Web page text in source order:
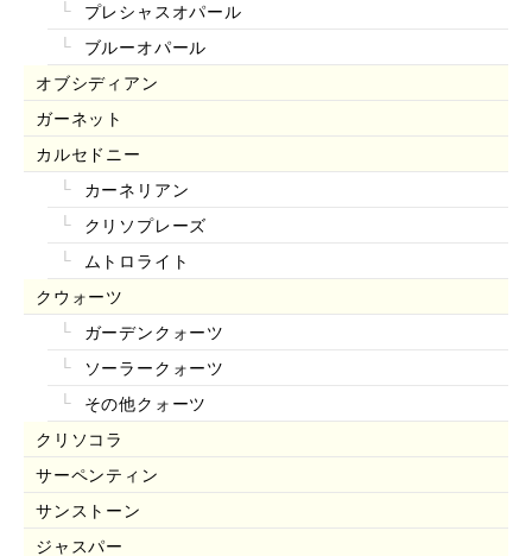
プレシャスオパール
ブルーオパール
オブシディアン
ガーネット
カルセドニー
カーネリアン
クリソプレーズ
ムトロライト
クウォーツ
ガーデンクォーツ
ソーラークォーツ
その他クォーツ
クリソコラ
サーペンティン
サンストーン
ジャスパー